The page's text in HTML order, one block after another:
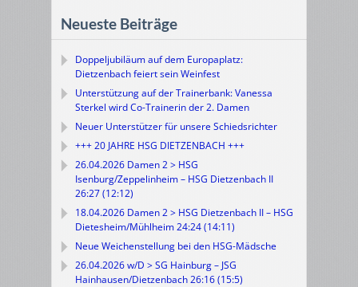
Neueste Beiträge
Doppeljubiläum auf dem Europaplatz:
Dietzenbach feiert sein Weinfest
Unterstützung auf der Trainerbank: Vanessa
Sterkel wird Co-Trainerin der 2. Damen
Neuer Unterstützer für unsere Schiedsrichter
+++ 20 JAHRE HSG DIETZENBACH +++
26.04.2026 Damen 2 > HSG
Isenburg/Zeppelinheim – HSG Dietzenbach II
26:27 (12:12)
18.04.2026 Damen 2 > HSG Dietzenbach II – HSG
Dietesheim/Mühlheim 24:24 (14:11)
Neue Weichenstellung bei den HSG-Mädsche
26.04.2026 w/D > SG Hainburg – JSG
Hainhausen/Dietzenbach 26:16 (15:5)